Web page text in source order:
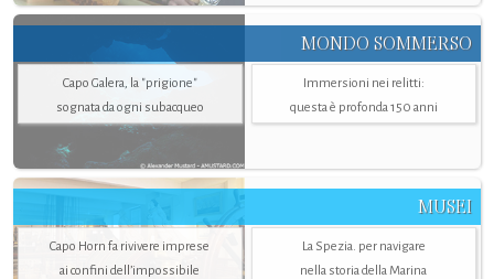
MONDO SOMMERSO
Capo Galera, la "prigione"
sognata da ogni subacqueo
Immersioni nei relitti:
questa è profonda 150 anni
MUSEI
Capo Horn fa rivivere imprese
ai confini dell’impossibile
La Spezia. per navigare
nella storia della Marina